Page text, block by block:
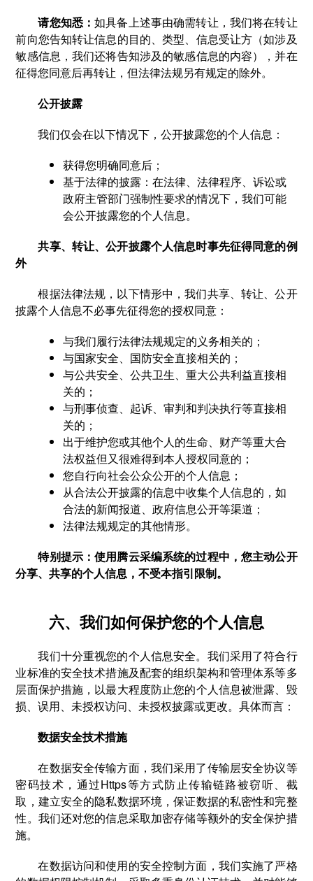
请您知悉：如具备上述事由确需转让，我们将在转让
前向您告知转让信息的目的、类型、信息受让方（如涉及
敏感信息，我们还将告知涉及的敏感信息的内容），并在
征得您同意后再转让，但法律法规另有规定的除外。
公开披露
我们仅会在以下情况下，公开披露您的个人信息：
获得您明确同意后；
基于法律的披露：在法律、法律程序、诉讼或
政府主管部门强制性要求的情况下，我们可能
会公开披露您的个人信息。
共享、转让、公开披露个人信息时事先征得同意的例
外
根据法律法规，以下情形中，我们共享、转让、公开
披露个人信息不必事先征得您的授权同意：
与我们履行法律法规规定的义务相关的；
与国家安全、国防安全直接相关的；
与公共安全、公共卫生、重大公共利益直接相
关的；
与刑事侦查、起诉、审判和判决执行等直接相
关的；
出于维护您或其他个人的生命、财产等重大合
法权益但又很难得到本人授权同意的；
您自行向社会公众公开的个人信息；
从合法公开披露的信息中收集个人信息的，如
合法的新闻报道、政府信息公开等渠道；
法律法规规定的其他情形。
特别提示：使用腾云采编系统的过程中，您主动公开
分享、共享的个人信息，不受本指引限制。
六、我们如何保护您的个人信息
我们十分重视您的个人信息安全。我们采用了符合行
业标准的安全技术措施及配套的组织架构和管理体系等多
层面保护措施，以最大程度防止您的个人信息被泄露、毁
损、误用、未授权访问、未授权披露或更改。具体而言：
数据安全技术措施
在数据安全传输方面，我们采用了传输层安全协议等
密码技术，通过Https等方式防止传输链路被窃听、截
取，建立安全的隐私数据环境，保证数据的私密性和完整
性。我们还对您的信息采取加密存储等额外的安全保护措
施。
在数据访问和使用的安全控制方面，我们实施了严格